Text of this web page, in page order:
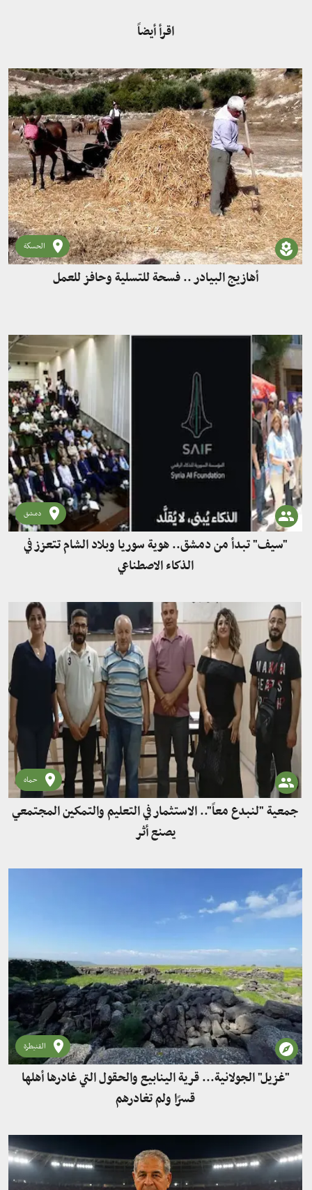
اقرأ أيضاً
الحسكة
أهازيج البيادر .. فسحة للتسلية وحافز للعمل
دمشق
"سيف" تبدأ من دمشق.. هوية سوريا وبلاد الشام تتعزز في
الذكاء الاصطناعي
حماه
جمعية "لنبدع معاً".. الاستثمار في التعليم والتمكين المجتمعي
يصنع أثر
القنيطرة
"غزيل" الجولانية... قرية الينابيع والحقول التي غادرها أهلها
قسرًا ولم تغادرهم